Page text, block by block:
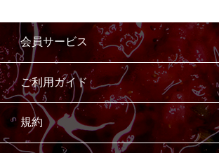
会員サービス
ご利用ガイド
規約